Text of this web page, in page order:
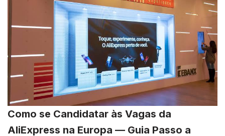
Como se Candidatar às Vagas da
AliExpress na Europa — Guia Passo a